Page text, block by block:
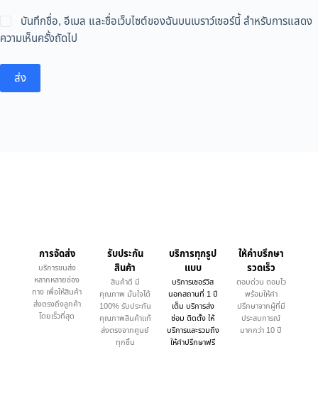
บันทึกชื่อ, อีเมล และชื่อเว็บไซต์ของฉันบนเบราว์เซอร์นี้ สำหรับการแสดง
ความเห็นครั้งถัดไป
ส่ง
การจัดส่ง
บริการขนส่ง
หลากหลายช่อง
ทาง เพื่อให้สินค้า
ส่งตรงถึงลูกค้า
โดยเร็วที่สุด
รับประกัน
สินค้า
สินค้าดี มี
คุณภาพ มั่นใจได้
100% รับประกัน
คุณภาพสินค้าแท้
ส่งตรงจากศูนย์
ทุกชิ้น
บริการทุกรูป
แบบ
บริการเซอร์วิส
นอกสถานที่ 1 ปี
เต็ม บริการส่ง
ซ่อม ติดตั้ง ให้
บริการและรวมถึง
ให้คำปรึกษาฟรี
ให้คำบรึกษา
รวดเร็ว
ตอบด่วน ตอบไว
พร้อมให้คำ
ปรึกษาจากผู้ที่มี
ประสบการณ์
มากกว่า 10 ปี